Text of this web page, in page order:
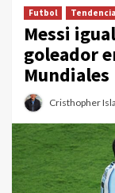
Futbol
Messi
goleador
Mundiales
Cristhopher